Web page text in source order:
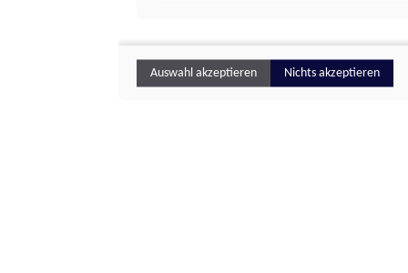
Auswahl akzeptieren Nichts akzeptieren